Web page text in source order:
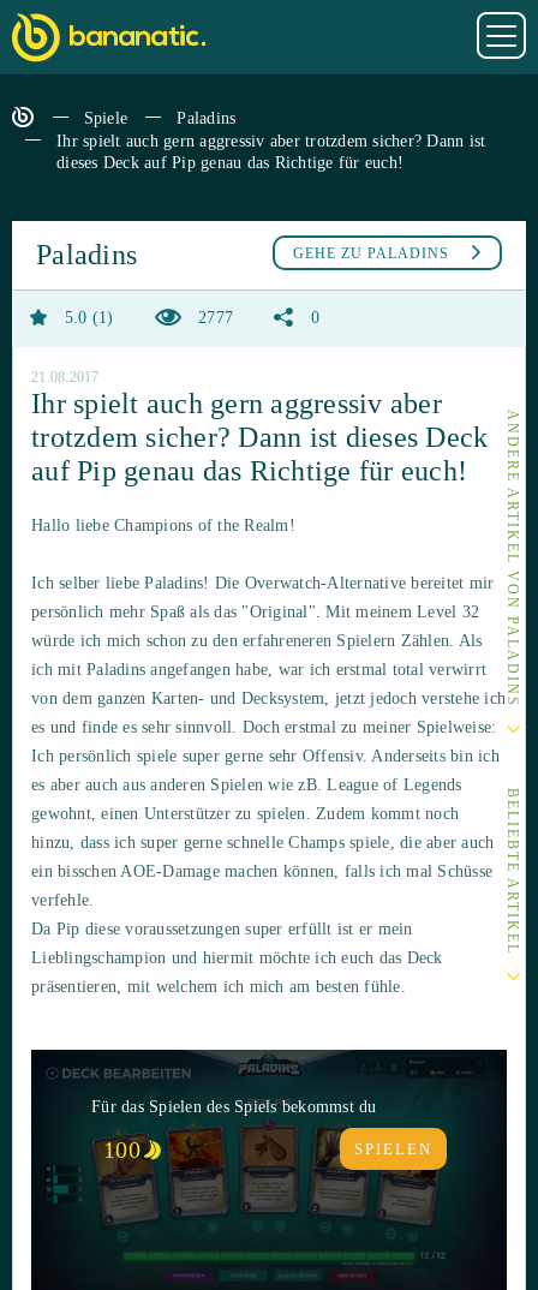
Spiele
Paladins
Ihr spielt auch gern aggressiv aber trotzdem sicher? Dann ist
dieses Deck auf Pip genau das Richtige für euch!
ANDERE ARTIKEL VON PALADINS
BELIEBTE ARTIKEL
GEHE ZU PALADINS
Paladins
5.0 1 2777 0
21.08.2017
Ihr spielt auch gern aggressiv aber
trotzdem sicher? Dann ist dieses Deck
auf Pip genau das Richtige für euch!
Hallo liebe Champions of the Realm!
Ich selber liebe Paladins! Die Overwatch-Alternative bereitet mir
persönlich mehr Spaß als das "Original". Mit meinem Level 32
würde ich mich schon zu den erfahreneren Spielern Zählen. Als
ich mit Paladins angefangen habe, war ich erstmal total verwirrt
von dem ganzen Karten- und Decksystem, jetzt jedoch verstehe ich
es und finde es sehr sinnvoll. Doch erstmal zu meiner Spielweise:
Ich persönlich spiele super gerne sehr Offensiv. Anderseits bin ich
es aber auch aus anderen Spielen wie zB. League of Legends
gewohnt, einen Unterstützer zu spielen. Zudem kommt noch
hinzu, dass ich super gerne schnelle Champs spiele, die aber auch
ein bisschen AOE-Damage machen können, falls ich mal Schüsse
verfehle.
Da Pip diese voraussetzungen super erfüllt ist er mein
Lieblingschampion und hiermit möchte ich euch das Deck
präsentieren, mit welchem ich mich am besten fühle.
Für das Spielen des Spiels bekommst du
100 SPIELEN